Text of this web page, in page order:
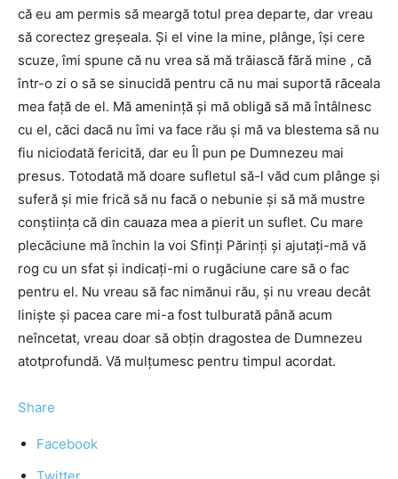
că eu am permis să meargă totul prea departe, dar vreau
să corectez greşeala. Şi el vine la mine, plânge, îşi cere
scuze, îmi spune că nu vrea să mă trăiască fără mine , că
într-o zi o să se sinucidă pentru că nu mai suportă răceala
mea faţă de el. Mă ameninţă şi mă obligă să mă întâlnesc
cu el, căci dacă nu îmi va face rău şi mă va blestema să nu
fiu niciodată fericită, dar eu Îl pun pe Dumnezeu mai
presus. Totodată mă doare sufletul să-l văd cum plânge şi
suferă şi mie frică să nu facă o nebunie şi să mă mustre
conştiinţa că din cauaza mea a pierit un suflet. Cu mare
plecăciune mă închin la voi Sfinţi Părinţi şi ajutaţi-mă vă
rog cu un sfat şi indicaţi-mi o rugăciune care să o fac
pentru el. Nu vreau să fac nimănui rău, şi nu vreau decât
linişte şi pacea care mi-a fost tulburată până acum
neîncetat, vreau doar să obţin dragostea de Dumnezeu
atotprofundă. Vă mulţumesc pentru timpul acordat.
Share
Facebook